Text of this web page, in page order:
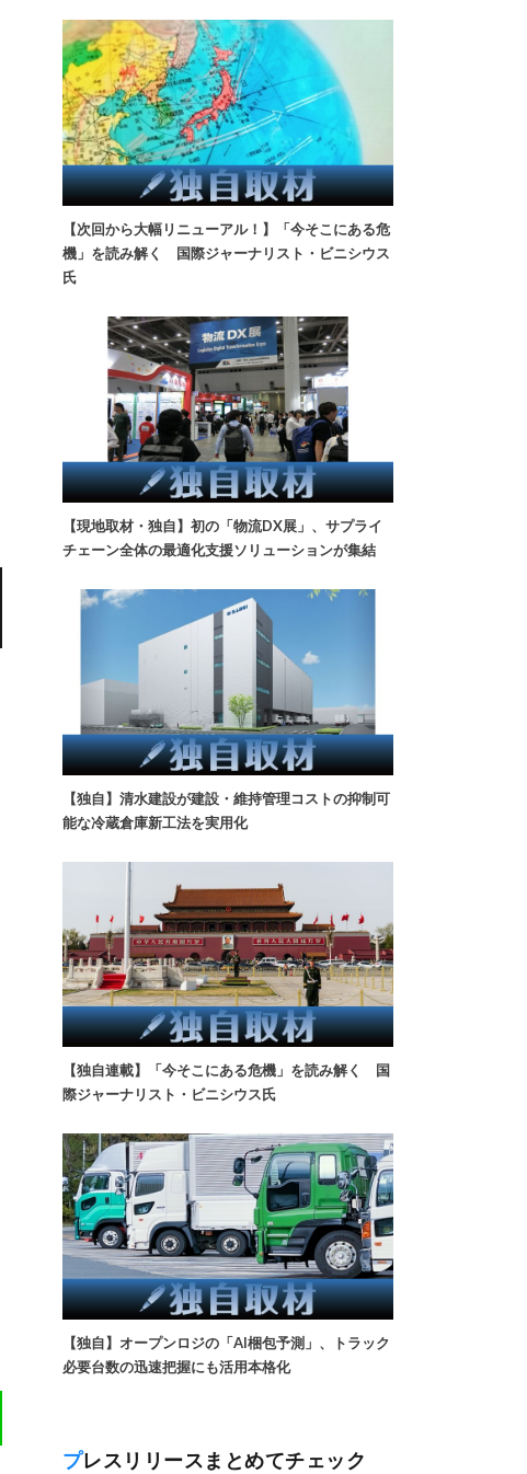
【次回から大幅リニューアル！】「今そこにある危
機」を読み解く 国際ジャーナリスト・ビニシウス
氏
【現地取材・独自】初の「物流DX展」、サプライ
チェーン全体の最適化支援ソリューションが集結
【独自】清水建設が建設・維持管理コストの抑制可
能な冷蔵倉庫新工法を実用化
【独自連載】「今そこにある危機」を読み解く 国
際ジャーナリスト・ビニシウス氏
【独自】オープンロジの「AI梱包予測」、トラック
必要台数の迅速把握にも活用本格化
プレスリリースまとめてチェック